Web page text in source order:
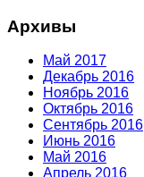
Архивы
Май 2017
Декабрь 2016
Ноябрь 2016
Октябрь 2016
Сентябрь 2016
Июнь 2016
Май 2016
Апрель 2016